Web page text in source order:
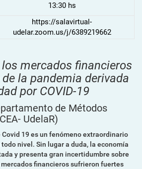
13:30 hs
https://salavirtual-
udelar.zoom.us/j/6389219662
mercados financieros
la pandemia derivada
por COVID-19
de Métodos
UdelaR)
19 es un fenómeno extraordinario
nivel. Sin lugar a duda, la economı́a
y presenta gran incertidumbre sobre
financieros sufrieron fuertes